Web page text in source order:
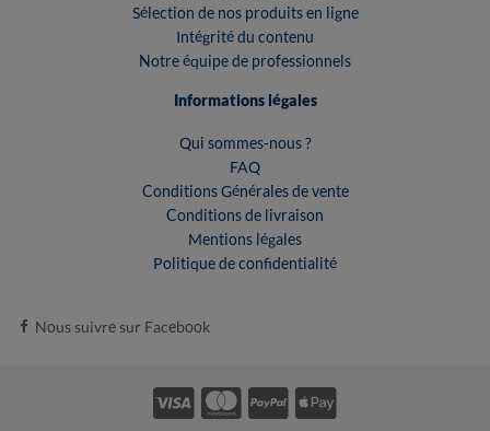
Sélection de nos produits en ligne
Intégrité du contenu
Notre équipe de professionnels
Informations légales
Qui sommes-nous ?
FAQ
Conditions Générales de vente
Conditions de livraison
Mentions légales
Politique de confidentialité
Nous suivre sur Facebook